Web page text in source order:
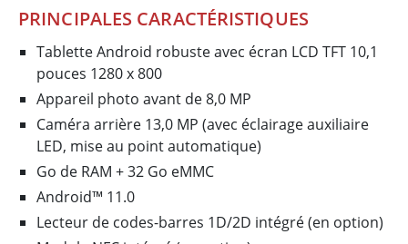
PRINCIPALES CARACTÉRISTIQUES
Tablette Android robuste avec écran LCD TFT 10,1
pouces 1280 x 800
Appareil photo avant de 8,0 MP
Caméra arrière 13,0 MP (avec éclairage auxiliaire
LED, mise au point automatique)
Go de RAM + 32 Go eMMC
Android™ 11.0
Lecteur de codes-barres 1D/2D intégré (en option)